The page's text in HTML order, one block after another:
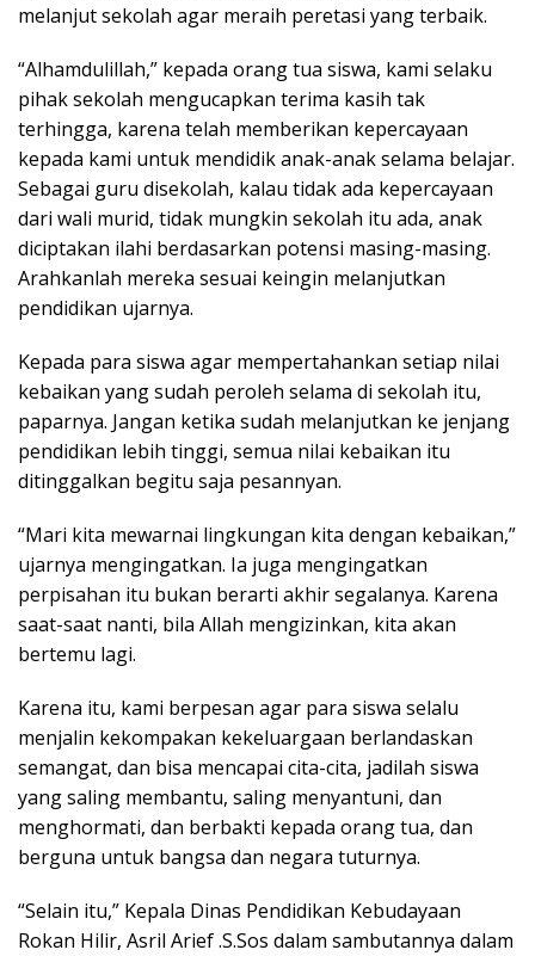
melanjut sekolah agar meraih peretasi yang terbaik.
“Alhamdulillah,” kepada orang tua siswa, kami selaku
pihak sekolah mengucapkan terima kasih tak
terhingga, karena telah memberikan kepercayaan
kepada kami untuk mendidik anak-anak selama belajar.
Sebagai guru disekolah, kalau tidak ada kepercayaan
dari wali murid, tidak mungkin sekolah itu ada, anak
diciptakan ilahi berdasarkan potensi masing-masing.
Arahkanlah mereka sesuai keingin melanjutkan
pendidikan ujarnya.
Kepada para siswa agar mempertahankan setiap nilai
kebaikan yang sudah peroleh selama di sekolah itu,
paparnya. Jangan ketika sudah melanjutkan ke jenjang
pendidikan lebih tinggi, semua nilai kebaikan itu
ditinggalkan begitu saja pesannyan.
“Mari kita mewarnai lingkungan kita dengan kebaikan,”
ujarnya mengingatkan. Ia juga mengingatkan
perpisahan itu bukan berarti akhir segalanya. Karena
saat-saat nanti, bila Allah mengizinkan, kita akan
bertemu lagi.
Karena itu, kami berpesan agar para siswa selalu
menjalin kekompakan kekeluargaan berlandaskan
semangat, dan bisa mencapai cita-cita, jadilah siswa
yang saling membantu, saling menyantuni, dan
menghormati, dan berbakti kepada orang tua, dan
berguna untuk bangsa dan negara tuturnya.
“Selain itu,” Kepala Dinas Pendidikan Kebudayaan
Rokan Hilir, Asril Arief .S.Sos dalam sambutannya dalam